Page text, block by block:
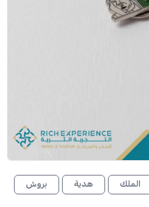
الملك هدية
بروش